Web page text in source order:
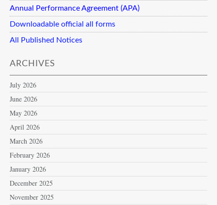
Annual Performance Agreement (APA)
Downloadable official all forms
All Published Notices
ARCHIVES
July 2026
June 2026
May 2026
April 2026
March 2026
February 2026
January 2026
December 2025
November 2025